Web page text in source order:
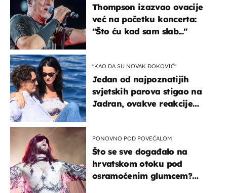
Thompson izazvao ovacije
već na početku koncerta:
"Što ću kad sam slab..."
"KAO DA SU NOVAK ĐOKOVIĆ"
Jedan od najpoznatijih
svjetskih parova stigao na
Jadran, ovakve reakcije
PONOVNO POD POVEĆALOM
Što se sve događalo na
hrvatskom otoku pod
osramoćenim glumcem?